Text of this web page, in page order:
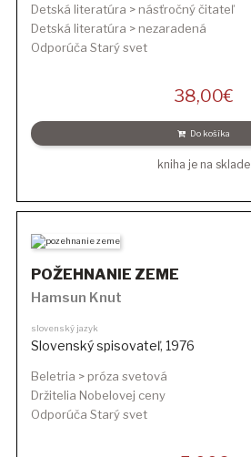
Detská literatúra > násťročný čitateľ
Detská literatúra > nezaradená
Odporúča Starý svet
38,00€
Do košíka
kniha je na sklade
POŽEHNANIE ZEME
Hamsun Knut
slovenský jazyk
Slovenský spisovateľ, 1976
Beletria > próza svetová
Držitelia Nobelovej ceny
Odporúča Starý svet